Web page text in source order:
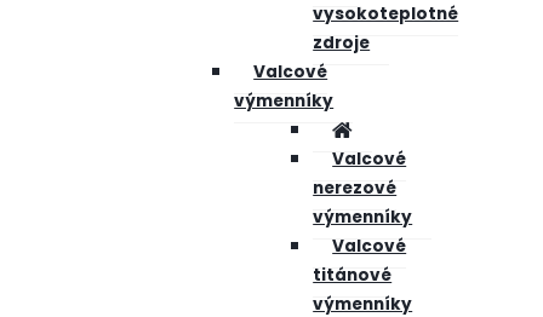
vysokoteplotné
zdroje
Valcové
výmenníky
Valcové
nerezové
výmenníky
Valcové
titánové
výmenníky